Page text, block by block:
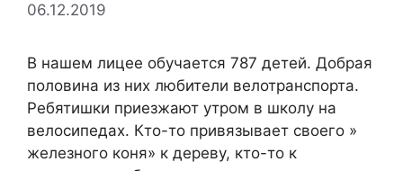
06.12.2019
В нашем лицее обучается 787 детей. Добрая
половина из них любители велотранспорта.
Ребятишки приезжают утром в школу на
велосипедах. Кто-то привязывает своего »
железного коня» к дереву, кто-то к